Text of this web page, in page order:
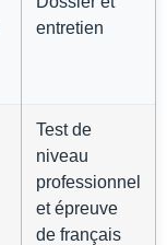
entretien
Test de
niveau
professionnel
et épreuve
de français